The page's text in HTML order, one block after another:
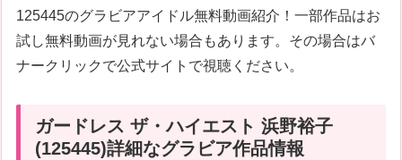
125445のグラビアアイドル無料動画紹介！一部作品はお
試し無料動画が見れない場合もあります。その場合はバ
ナークリックで公式サイトで視聴ください。
ガードレス ザ・ハイエスト 浜野裕子
(125445)詳細なグラビア作品情報